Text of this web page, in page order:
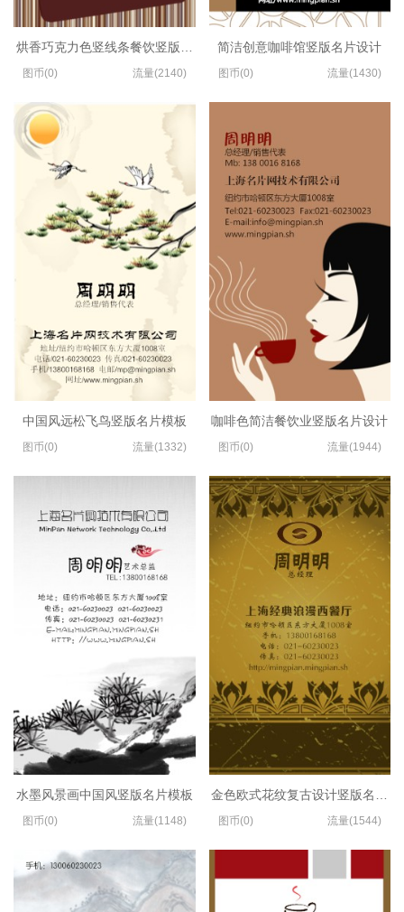
烘香巧克力色竖线条餐饮竖版名片设计
图币(0) 流量(2140)
中国风远松飞鸟竖版名片模板
图币(0) 流量(1332)
水墨风景画中国风竖版名片模板
图币(0) 流量(1148)
简洁创意咖啡馆竖版名片设计
图币(0) 流量(1430)
咖啡色简洁餐饮业竖版名片设计
图币(0) 流量(1944)
金色欧式花纹复古设计竖版名片模
图币(0) 流量(1544)